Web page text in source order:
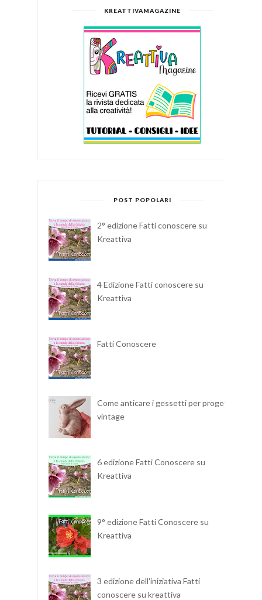
KREATTIVAMAGAZINE
POST POPOLARI
2° edizione Fatti conoscere su
Kreattiva
4 Edizione Fatti conoscere su
Kreattiva
Fatti Conoscere
Come anticare i gessetti per progetti
vintage
6 edizione Fatti Conoscere su
Kreattiva
9° edizione Fatti Conoscere su
Kreattiva
3 edizione dell'iniziativa Fatti
conoscere su kreattiva